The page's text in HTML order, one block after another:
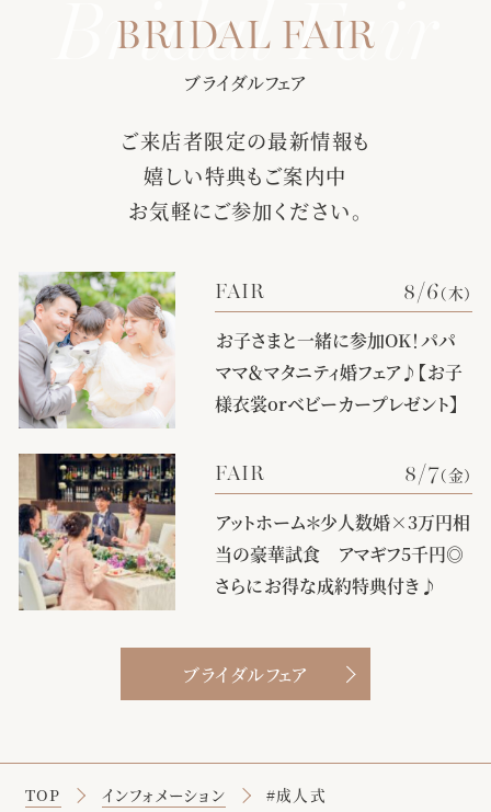
ブライダルフェア
ご来店者限定の最新情報も
嬉しい特典もご案内中
お気軽にご参加ください。
FAIR 8/6（木）
お子さまと一緒に参加OK！パパ
ママ＆マタニティ婚フェア♪【お子
様衣裳orベビーカープレゼント】
FAIR 8/7（金）
アットホーム＊少人数婚×3万円相
当の豪華試食 アマギフ5千円◎
さらにお得な成約特典付き♪
ブライダルフェア
TOP インフォメーション #成人式